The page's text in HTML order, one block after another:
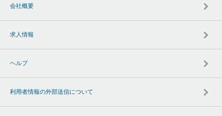
会社概要
求人情報
ヘルプ
利用者情報の外部送信について